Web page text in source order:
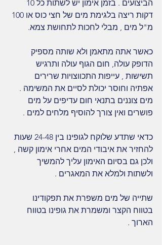
מ"ל מים , מבלי לחכות לתחושת צמא.
כאשר אתה מתאמן ולא שותה מספיק
הדופק עולה, חום הגוף עולה ותרגיש
תשישות , עייפות התכווצויות שרירים
אפתיה וחוסר יכולת לסיים את המשימה .
מים צוננים בתנאי חום עדיפים על מים
פושרים ואין צורך להוסיף מלחים למים .
כדאי שתדע שלוקח לגופינו בין 24-48 שעות
להחזיר את איבודי המים אחרי אימון קשה ,
ולכן גם בסיום האימון עליך להמשיך
ולשתות ולמלא את המאגרים .
שתייה של מים משפרת את תפקודינו
בטווח הקצר ומשמרת את גופינו בטווח
הארוך .